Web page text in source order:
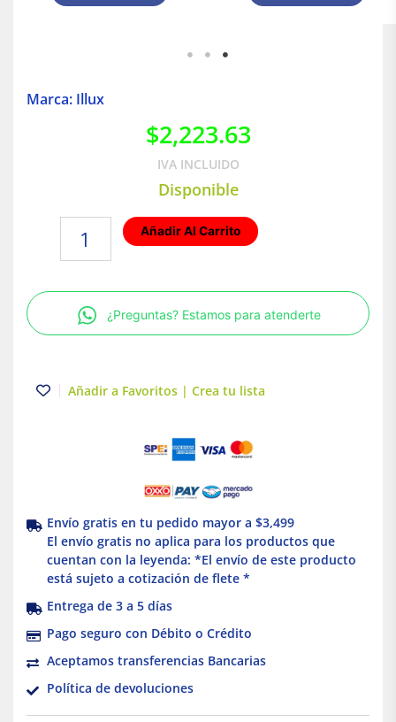
Marca: Illux
$2,223.63
IVA INCLUIDO
Disponible
Fanlight
de
Empotrar
Blanco
Añadir Al Carrito
¿Preguntas? Estamos para atenderte
Añadir a Favoritos | Crea tu lista
Envío gratis en tu pedido mayor a $3,499
El envío gratis no aplica para los productos que
cuentan con la leyenda: *El envío de este producto
está sujeto a cotización de flete *
Entrega de 3 a 5 días
Pago seguro con Débito o Crédito
Aceptamos transferencias Bancarias
Política de devoluciones